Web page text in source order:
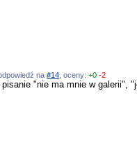
na#14 , oceny:+0 -2
"nie ma mnie w galerii",